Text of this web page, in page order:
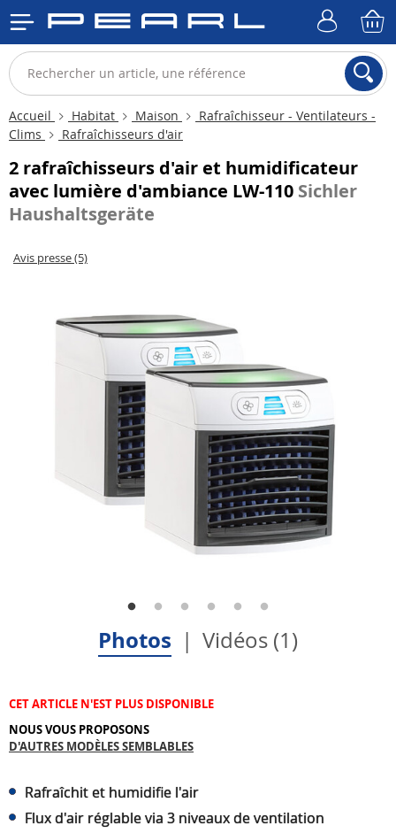
Accueil Habitat Maison
Rafraîchisseur - Ventilateurs -
Clims
Rafraîchisseurs d'air
2 rafraîchisseurs d'air et humidificateur
avec lumière d'ambiance LW-110 Sichler
Haushaltsgeräte
Avis presse (5)
Photos Vidéos (1)
CET ARTICLE N'EST PLUS DISPONIBLE
NOUS VOUS PROPOSONS
D'AUTRES MODÈLES SEMBLABLES
Rafraîchit et humidifie l'air
Flux d'air réglable via 3 niveaux de ventilation